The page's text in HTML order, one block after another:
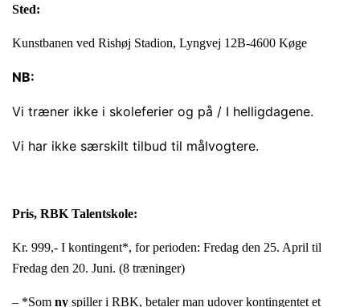
Sted:
Kunstbanen ved Rishøj Stadion, Lyngvej 12B-4600 Køge
NB:
Vi træner ikke i skoleferier og på / I helligdagene.
Vi har ikke særskilt tilbud til målvogtere.
Pris, RBK Talentskole:
Kr. 999,- I kontingent*, for perioden: Fredag den 25. April til
Fredag den 20. Juni. (8 træninger)
– *Som ny spiller i RBK, betaler man udover kontingentet et